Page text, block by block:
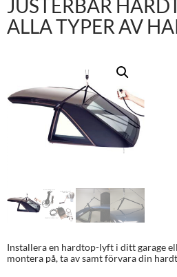
JUSTERBAR
ALLA TYPER AV
Installera en hardtop-lyft i ditt garage
montera på, ta av samt förvara din